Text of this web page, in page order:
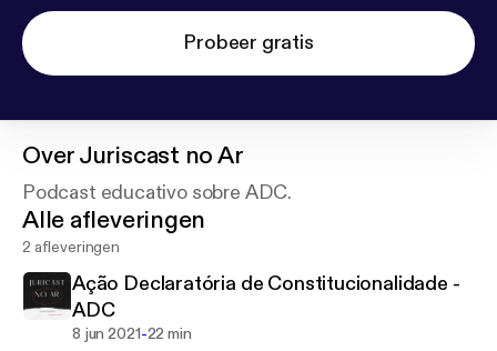
Probeer gratis
OverJuriscast no Ar
Podcast educativo sobre ADC.
Alle afleveringen
2 afleveringen
Ação Declaratória de Constitucionalidade -
ADC
8 jun 2021-22 min